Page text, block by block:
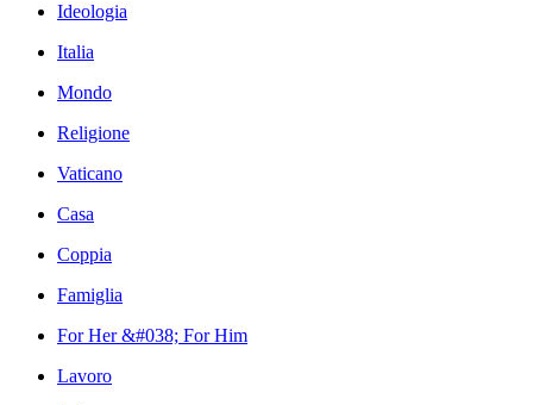
Ideologia
Italia
Mondo
Religione
Vaticano
Casa
Coppia
Famiglia
For Her &#038; For Him
Lavoro